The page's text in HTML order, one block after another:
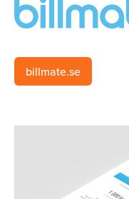
billmate.se